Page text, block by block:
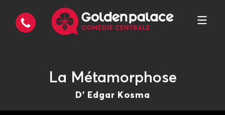
La Métamorphose
D' Edgar Kosma